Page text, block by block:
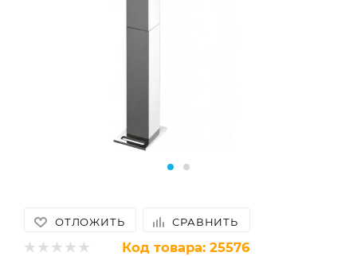
ОТЛОЖИТЬ СРАВНИТЬ
Код товара: 25576